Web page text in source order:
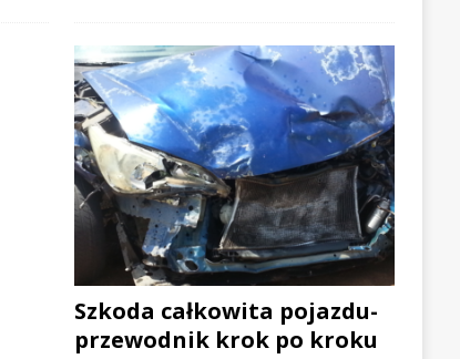
Szkoda całkowita pojazdu-
przewodnik krok po kroku